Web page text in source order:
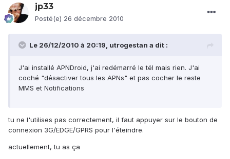
jp33
Posté(e) 26 décembre 2010
Le 26/12/2010 à 20:19, utrogestan a dit :
J'ai installé APNDroid, j'ai redémarré le tél mais rien. J'ai
coché "désactiver tous les APNs" et pas cocher le reste
MMS et Notifications
tu ne l'utilises pas correctement, il faut appuyer sur le bouton de
connexion 3G/EDGE/GPRS pour l'éteindre.
actuellement, tu as ça